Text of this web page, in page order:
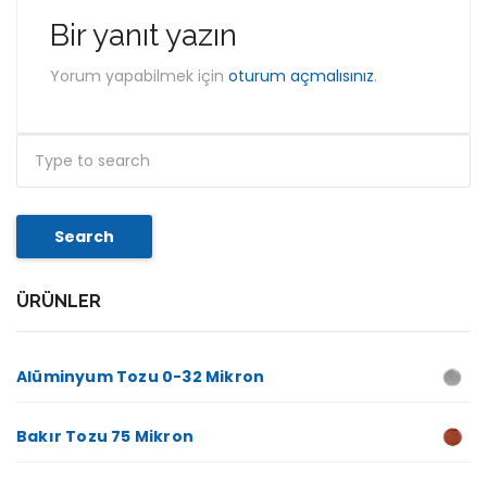
Bir yanıt yazın
Yorum yapabilmek için oturum açmalısınız.
Search
ÜRÜNLER
Alüminyum Tozu 0-32 Mikron
Bakır Tozu 75 Mikron